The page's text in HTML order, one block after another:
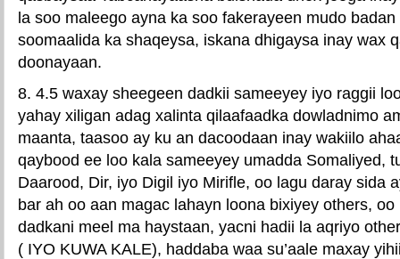
la soo maleego ayna ka soo fakerayeen mudo
soomaalida ka shaqeysa, iskana dhigaysa inay wax
doonayaan.
8. 4.5 waxay sheegeen dadkii sameeyey iyo raggii
yahay xiligan adag xalinta qilaafaadka dowladnimo
maanta, taasoo ay ku an dacoodaan inay wakiilo
qaybood ee loo kala sameeyey umadda Somaliyed,
Daarood, Dir, iyo Digil iyo Mirifle, oo lagu daray sida
bar ah oo aan magac lahayn loona bixiyey others,
dadkani meel ma haystaan, yacni hadii la aqriyo
( IYO KUWA KALE), haddaba waa su’aale maxay